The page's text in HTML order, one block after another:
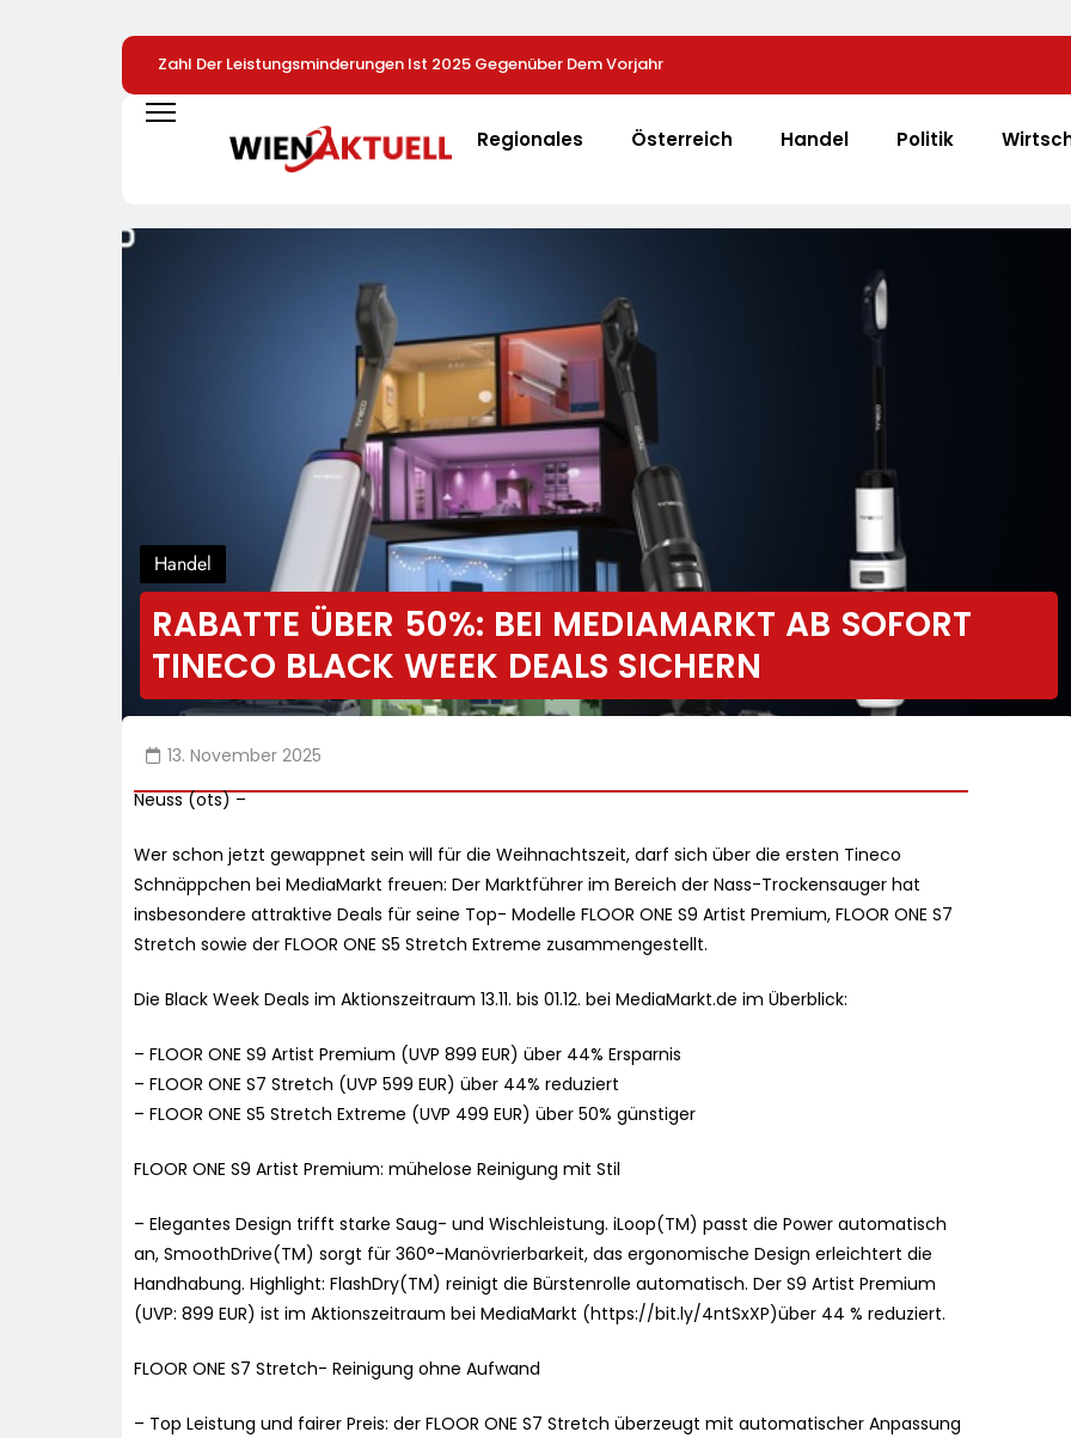
Zahl Der Leistungsminderungen Ist 2025 Gegenüber Dem Vorjahr
Gestiegen / BA-Presseinfo Nr. 13
Laserentfernungsmessgerät
Regionales Österreich Handel Politik
Handel
RABATTE ÜBER 50%: BEI MEDIAMARKT AB SOFORT
TINECO BLACK WEEK DEALS SICHERN
13. November 2025
Neuss (ots) –
Wer schon jetzt gewappnet sein will für die Weihnachtszeit, darf sich über die ersten Tineco
Schnäppchen bei MediaMarkt freuen: Der Marktführer im Bereich der Nass-Trockensauger hat
insbesondere attraktive Deals für seine Top- Modelle FLOOR ONE S9 Artist Premium, FLOOR ONE S7
Stretch sowie der FLOOR ONE S5 Stretch Extreme zusammengestellt.
Die Black Week Deals im Aktionszeitraum 13.11. bis 01.12. bei MediaMarkt.de im Überblick:
– FLOOR ONE S9 Artist Premium (UVP 899 EUR) über 44% Ersparnis
– FLOOR ONE S7 Stretch (UVP 599 EUR) über 44% reduziert
– FLOOR ONE S5 Stretch Extreme (UVP 499 EUR) über 50% günstiger
FLOOR ONE S9 Artist Premium: mühelose Reinigung mit Stil
– Elegantes Design trifft starke Saug- und Wischleistung. iLoop(TM) passt die Power automatisch
an, SmoothDrive(TM) sorgt für 360°-Manövrierbarkeit, das ergonomische Design erleichtert die
Handhabung. Highlight: FlashDry(TM) reinigt die Bürstenrolle automatisch. Der S9 Artist Premium
(UVP: 899 EUR) ist im Aktionszeitraum bei MediaMarkt (https://bit.ly/4ntSxXP)über 44 % reduziert.
FLOOR ONE S7 Stretch- Reinigung ohne Aufwand
– Top Leistung und fairer Preis: der FLOOR ONE S7 Stretch überzeugt mit automatischer Anpassung